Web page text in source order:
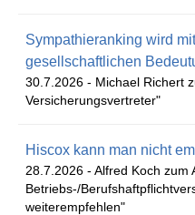
Sympathieranking wird
gesellschaftlichen
30.7.2026 - Michael Richert
Versicherungsvertreter"
Hiscox kann man nicht
28.7.2026 - Alfred Koch zum
Betriebs-/
weiterempfehlen"